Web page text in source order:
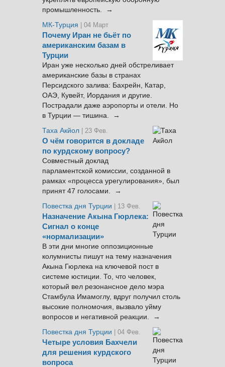
промышленность. →
МК-Турция
| 04 Март
Почему Иран не бьёт по
американским базам в
Турции
Иран уже несколько дней обстреливает
американские базы в странах
Персидского залива: Бахрейн, Катар,
ОАЭ, Кувейт, Иордания и другие.
Пострадали даже аэропорты и отели. Но
в Турции — тишина. →
Таха Акйол | 23 Фев.
О чём говорится в докладе
по курдскому вопросу?
Совместный доклад
парламентской комиссии, созданной в
рамках «процесса урегулирования», был
принят 47 голосами. →
Повестка дня Турции
| 13 Фев.
Назначение Акына Гюрлека:
Сигнал о конце
«нормализации»
В эти дни многие оппозиционные
колумнисты пишут на тему назначения
Акына Гюрлека на ключевой пост в
системе юстиции. То, что человек,
который вел резонансное дело мэра
Стамбула Имамоглу, вдруг получил столь
высокие полномочия, вызвало уйму
вопросов и негативной реакции. →
Повестка дня Турции
| 04 Фев.
Четыре условия Бахчели
для решения курдского
вопроса